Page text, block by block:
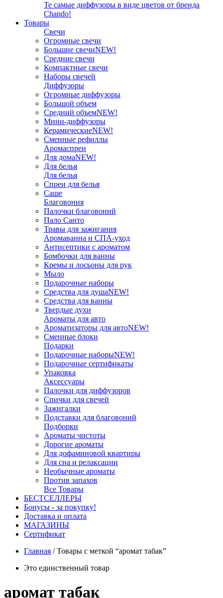
Те самые диффузоры в виде цветов от бренда
Chando!
Товары
Свечи
Огромные свечи
Большие свечиNEW!
Средние свечи
Компактные свечи
Наборы свечей
Диффузоры
Огромные диффузоры
Большой объем
Средний объемNEW!
Мини-диффузоры
КерамическиеNEW!
Сменные рефиллы
Аромаспреи
Для домаNEW!
Для белья
Для белья
Спреи для белья
Саше
Благовония
Палочки благовоний
Пало Санто
Травы для зажигания
Аромаванна и СПА-уход
Антисептики с ароматом
Бомбочки для ванны
Кремы и лосьоны для рук
Мыло
Подарочные наборы
Средства для душаNEW!
Средства для ванны
Твердые духи
Ароматы для авто
Ароматизаторы для автоNEW!
Сменные блоки
Подарки
Подарочные наборыNEW!
Подарочные сертификаты
Упаковка
Аксессуары
Палочки для диффузоров
Спички для свечей
Зажигалки
Подставки для благовоний
Подборки
Ароматы чистоты
Дорогие ароматы
Для дофаминовой квартиры
Для сна и релаксации
Необычные ароматы
Против запахов
Все Товары
БЕСТСЕЛЛЕРЫ
Бонусы - за покупку!
Доставка и оплата
МАГАЗИНЫ
Cертификат
Главная /Товары с меткой “аромат табак”
Это единственный товар
аромат табак